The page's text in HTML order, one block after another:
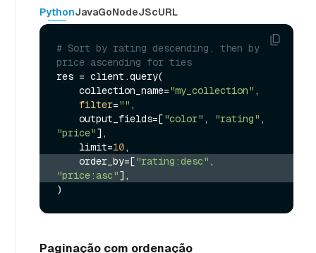
PythonJavaGoNodeJScURL
# Sort by rating descending, then by
price ascending for ties
res = client.query(
    collection_name=
"my_collection" ,
filter="" ,
    output_fields=[
"color" , "rating"
"price"],
    limit=
10
    order_by=[
"rating:desc"
"price:asc"],
Paginação com ordenação